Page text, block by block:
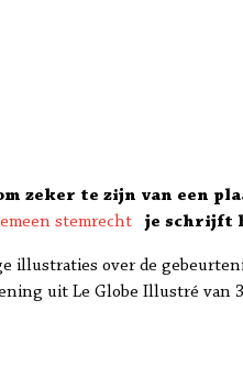
zeker te zijn van een
stemrecht
je schrijft
illustraties over de
uit Le Globe Illustré